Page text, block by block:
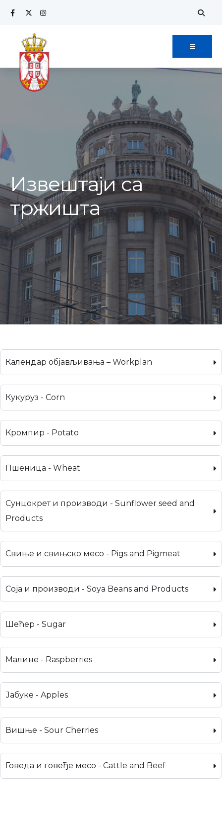
Извештаји са
тржишта
Календар објављивања – Workplan
Кукуруз - Corn
Кромпир - Potato
Пшеница - Wheat
Сунцокрет и производи - Sunflower seed and
Products
Свиње и свињско месо - Pigs and Pigmeat
Соја и производи - Soya Beans and Products
Шећер - Sugar
Малине - Raspberries
Јабуке - Apples
Вишње - Sour Cherries
Говеда и говеђе месо - Cattle and Beef